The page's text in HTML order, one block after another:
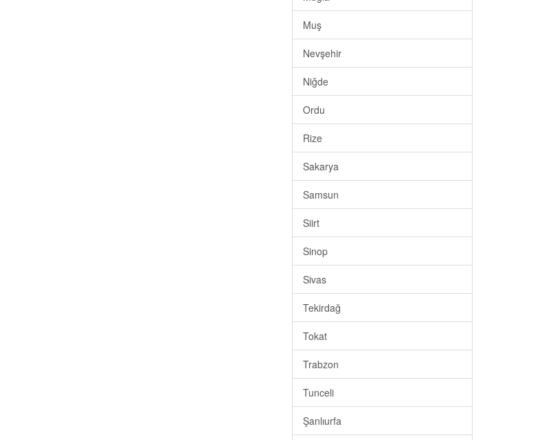
Muş
Nevşehir
Niğde
Ordu
Rize
Sakarya
Samsun
Siirt
Sinop
Sivas
Tekirdağ
Tokat
Trabzon
Tunceli
Şanlıurfa